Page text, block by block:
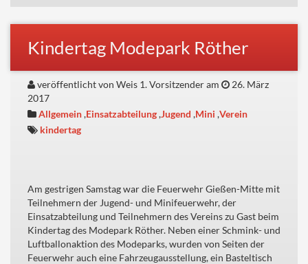
Kindertag Modepark Röther
veröffentlicht von Weis 1. Vorsitzender am
26. März
2017
Allgemein,Einsatzabteilung,Jugend ,Mini ,Verein
kindertag
Am gestrigen Samstag war die Feuerwehr Gießen-Mitte mit
Teilnehmern der Jugend- und Minifeuerwehr, der
Einsatzabteilung und Teilnehmern des Vereins zu Gast beim
Kindertag des Modepark Röther. Neben einer Schmink- und
Luftballonaktion des Modeparks, wurden von Seiten der
Feuerwehr auch eine Fahrzeugausstellung, ein Basteltisch